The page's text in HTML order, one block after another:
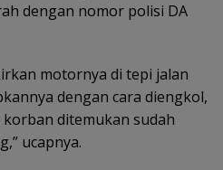
dengan nomor polisi DA
motornya di tepi jalan
dengan cara diengkol,
ditemukan sudah
ucapnya.